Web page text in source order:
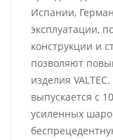
Испании,
эксплуатации,
конструкции и
позволяют
изделия
выпускается с
усиленных